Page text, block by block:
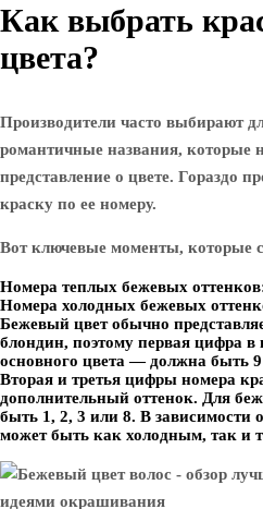
Как выбрать
цвета?
Производители часто выбирают
романтичные названия, которые
представление о цвете. Гораздо
краску по ее номеру.
Вот ключевые моменты, которые
Номера теплых бежевых
Номера холодных бежевых
Бежевый цвет обычно
блондин, поэтому первая цифра
основного цвета — должна быть
Вторая и третья цифры номера
дополнительный оттенок. Для
быть 1, 2, 3 или 8. В зависимости
может быть как холодным, так и